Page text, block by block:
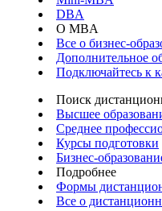
DBA
О MBA
Все о бизнес-
Дополнительное
Подключайтесь к
Поиск
Высшее
Среднее
Курсы подготовки
Бизнес-
Подробнее
Формы
Все о